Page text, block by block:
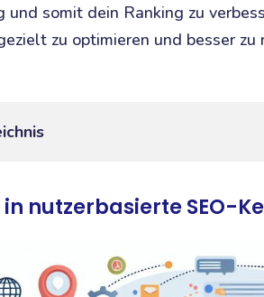
und somit dein Ranking zu
zu optimieren und besser zu
nutzerbasierte SEO-